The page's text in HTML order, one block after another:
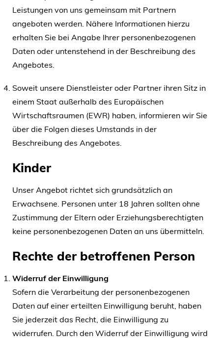
Leistungen von uns gemeinsam mit Partnern
angeboten werden. Nähere Informationen hierzu
erhalten Sie bei Angabe Ihrer personenbezogenen
Daten oder untenstehend in der Beschreibung des
Angebotes.
Soweit unsere Dienstleister oder Partner ihren Sitz in
einem Staat außerhalb des Europäischen
Wirtschaftsraumen (EWR) haben, informieren wir Sie
über die Folgen dieses Umstands in der
Beschreibung des Angebotes.
Kinder
Unser Angebot richtet sich grundsätzlich an
Erwachsene. Personen unter 18 Jahren sollten ohne
Zustimmung der Eltern oder Erziehungsberechtigten
keine personenbezogenen Daten an uns übermitteln.
Rechte der betroffenen Person
Widerruf der Einwilligung
Sofern die Verarbeitung der personenbezogenen
Daten auf einer erteilten Einwilligung beruht, haben
Sie jederzeit das Recht, die Einwilligung zu
widerrufen. Durch den Widerruf der Einwilligung wird